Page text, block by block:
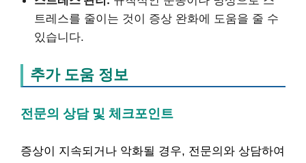
트레스를 줄이는 것이 증상 완화에 도움을 줄 수
있습니다.
추가 도움 정보
전문의 상담 및 체크포인트
증상이 지속되거나 악화될 경우, 전문의와 상담하여